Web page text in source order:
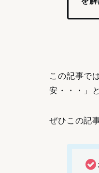
この記事で
安・・・」
ぜひこの記